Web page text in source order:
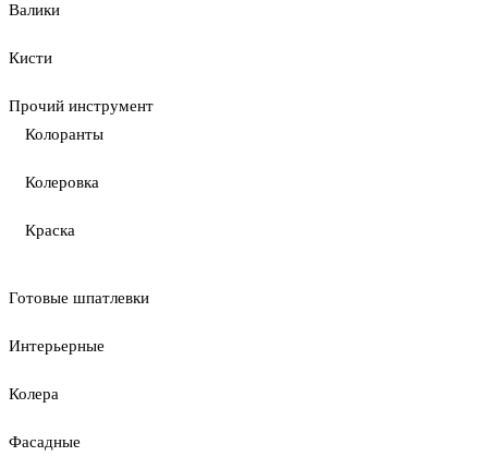
Валики
Кисти
Прочий инструмент
Колоранты
Колеровка
Краска
Готовые шпатлевки
Интерьерные
Колера
Фасадные